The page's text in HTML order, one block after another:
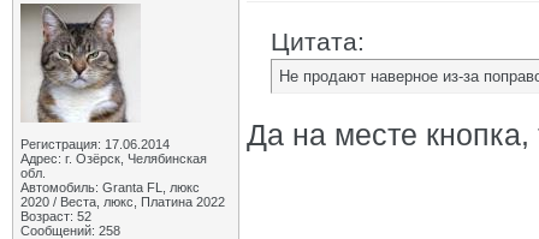
Регистрация: 17.06.2014
Адрес: г. Озёрск, Челябинская
обл.
Автомобиль: Granta FL, люкс
2020 / Веста, люкс, Платина 2022
Возраст: 52
Сообщений: 258
Цитата:
Не продают наверное из-за
Да на месте кнопка,